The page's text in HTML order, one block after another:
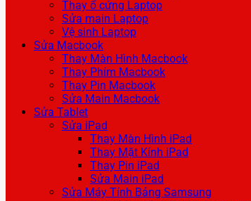
Thay ổ cứng Laptop
Sửa main Laptop
Vệ sinh Laptop
Sửa Macbook
Thay Màn Hình Macbook
Thay Phím Macbook
Thay Pin Macbook
Sửa Main Macbook
Sửa Tablet
Sửa iPad
Thay Màn Hình iPad
Thay Mặt Kính iPad
Thay Pin iPad
Sửa Main iPad
Sửa Máy Tính Bảng Samsung